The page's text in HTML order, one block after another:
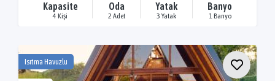
Kapasite
4 Kişi
Oda
2 Adet
Yatak
3 Yatak
Banyo
1 Banyo
Isıtma Havuzlu